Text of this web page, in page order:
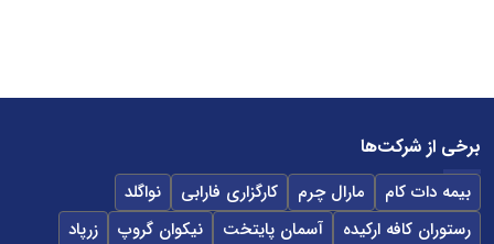
برخی از شرکت‌ها
بیمه دات کام مارال چرم کارگزاری فارابی
نواگلد
رستوران کافه ارکیده
آسمان پایتخت نیکوان گروپ
زرپاد